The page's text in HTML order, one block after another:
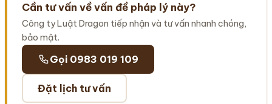
Cần tư vấn về vấn đề pháp lý này?
Công ty Luật Dragon tiếp nhận và tư vấn nhanh chóng,
bảo mật.
Gọi 0983 019 109
Đặt lịch tư vấn